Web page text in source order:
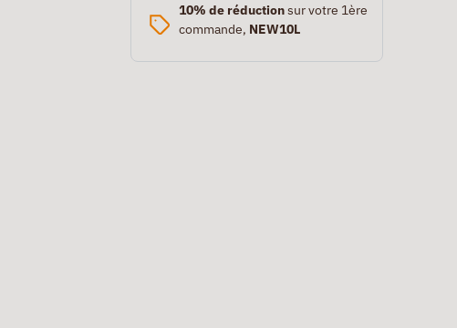
10% de réductionsur votre 1ère
commande, NEW10L